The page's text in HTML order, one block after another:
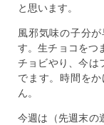
と思います。
風邪気味の子分
す。生チョコをつ
チョビやり、今は
でます。時間を
ん。
今週は（先週末の